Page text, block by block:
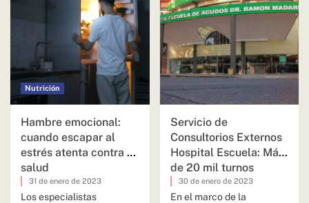
Nutrición
Hambre emocional:
cuando escapar al
estrés atenta contra la
salud
31 de enero de 2023
Los especialistas
Servicio de
Consultorios Externos
Hospital Escuela: Más
de 20 mil turnos
semanales en 2022
30 de enero de 2023
En el marco de la